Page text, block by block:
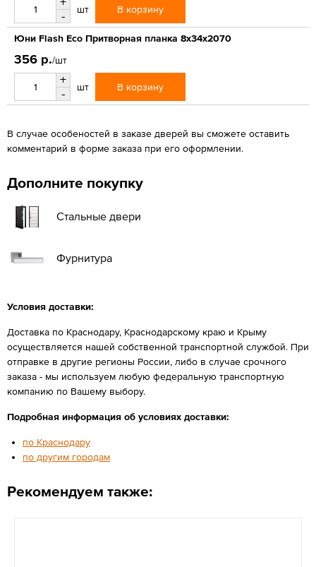
-
шт В корзину
Юни Flash Eco Притворная планка 8x34x2070
356 р./шт
+
-
шт В корзину
В случае особеностей в заказе дверей вы сможете оставить
комментарий в форме заказа при его оформлении.
Дополните покупку
Стальные двери
Фурнитура
Условия доставки:
Доставка по Краснодару, Краснодарскому краю и Крыму
осуществляется нашей собственной транспортной службой. При
отправке в другие регионы России, либо в случае срочного
заказа - мы используем любую федеральную транспортную
компанию по Вашему выбору.
Подробная информация об условиях доставки:
по Краснодару
по другим городам
Рекомендуем также: